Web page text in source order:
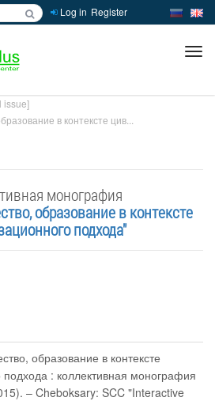
Log in Register
issue]
в контексте цив...
монография
образование в контексте
подхода"
образование в контексте
подхода : коллективная монография
– Cheboksary: SCC "Interactive